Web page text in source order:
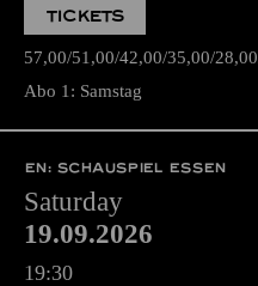
TICKETS
57,00 51,00 42,00 35,00 28,00
Abo 1: Samstag
EN: SCHAUSPIEL ESSEN
Saturday
19.09.2026
19:30